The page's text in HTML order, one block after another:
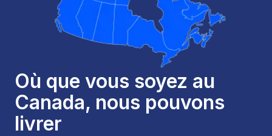
Où que vous soyez au
Canada, nous pouvons
livrer